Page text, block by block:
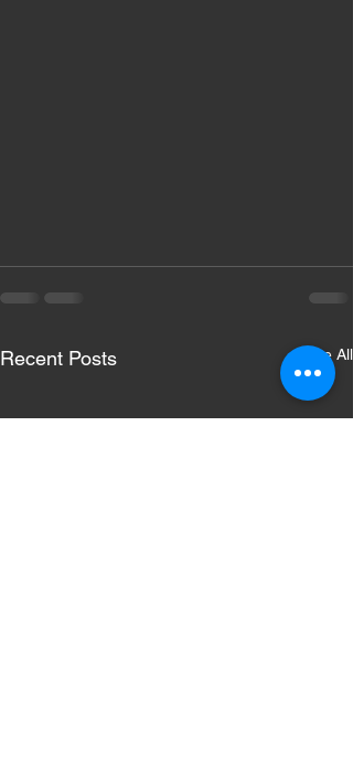
Recent Posts See All